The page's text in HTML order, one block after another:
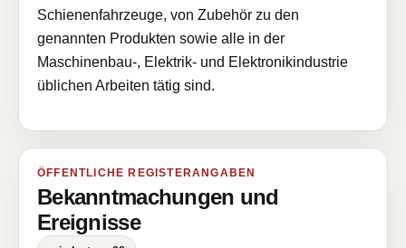
Schienenfahrzeuge, von Zubehör zu den
genannten Produkten sowie alle in der
Maschinenbau-, Elektrik- und Elektronikindustrie
üblichen Arbeiten tätig sind.
ÖFFENTLICHE REGISTERANGABEN
Bekanntmachungen und
Ereignisse